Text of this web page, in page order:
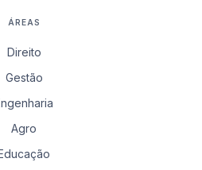
ÁREAS
Direito
Gestão
Agro